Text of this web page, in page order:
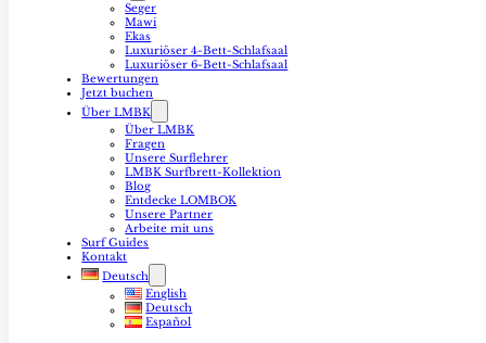
Seger
Mawi
Ekas
Luxuriöser 4-Bett-Schlafsaal
Luxuriöser 6-Bett-Schlafsaal
Bewertungen
Jetzt buchen
Über LMBK
Über LMBK
Fragen
Unsere Surflehrer
LMBK Surfbrett-Kollektion
Blog
Entdecke LOMBOK
Unsere Partner
Arbeite mit uns
Surf Guides
Kontakt
Deutsch
English
Deutsch
Español